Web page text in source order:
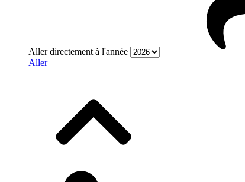
Aller directement à l'année
Aller